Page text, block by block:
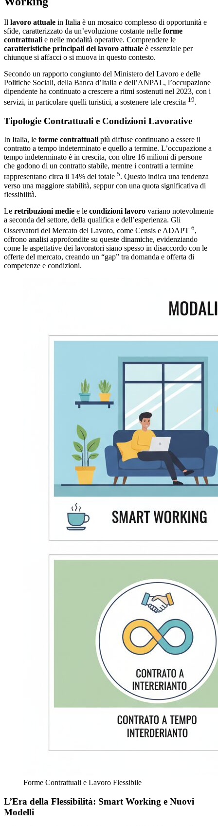
Il lavoro attuale in Italia è un mosaico complesso di opportunità e
sfide, caratterizzato da un’evoluzione costante nelle forme
contrattuali e nelle modalità operative. Comprendere le
caratteristiche principali del lavoro attuale è essenziale per
chiunque si affacci o si muova in questo contesto.
Secondo un rapporto congiunto del Ministero del Lavoro e delle
Politiche Sociali, della Banca d’Italia e dell’ANPAL, l’occupazione
dipendente ha continuato a crescere a ritmi sostenuti nel 2023, con i
servizi, in particolare quelli turistici, a sostenere tale crescita 19.
Tipologie Contrattuali e Condizioni Lavorative
In Italia, le forme contrattuali più diffuse continuano a essere il
contratto a tempo indeterminato e quello a termine. L’occupazione a
tempo indeterminato è in crescita, con oltre 16 milioni di persone
che godono di un contratto stabile, mentre i contratti a termine
rappresentano circa il 14% del totale 5. Questo indica una tendenza
verso una maggiore stabilità, seppur con una quota significativa di
flessibilità.
Le retribuzioni medie e le condizioni lavoro variano notevolmente
a seconda del settore, della qualifica e dell’esperienza. Gli
Osservatori del Mercato del Lavoro, come Censis e ADAPT 6,
offrono analisi approfondite su queste dinamiche, evidenziando
come le aspettative dei lavoratori siano spesso in disaccordo con le
offerte del mercato, creando un “gap” tra domanda e offerta di
competenze e condizioni.
Forme Contrattuali e Lavoro Flessibile
L’Era della Flessibilità: Smart Working e Nuovi
Modelli